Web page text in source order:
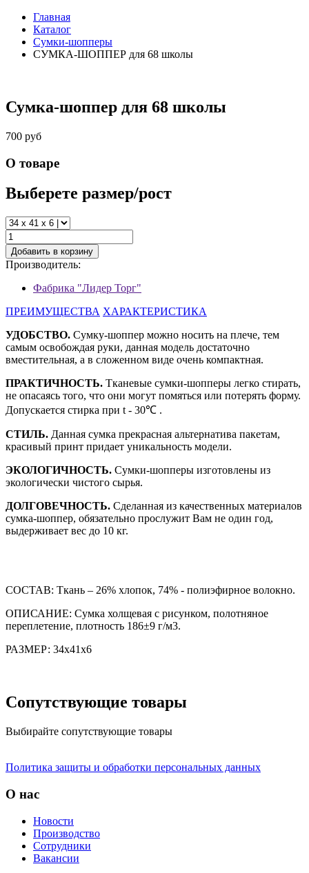
Главная
Каталог
Сумки-шопперы
СУМКА-ШОППЕР для 68 школы
Сумка-шоппер для 68 школы
700 руб
О товаре
Выберете размер/рост
Добавить в корзину
Производитель:
Фабрика "Лидер Торг"
ПРЕИМУЩЕСТВА ХАРАКТЕРИСТИКА
УДОБСТВО. Сумку-шоппер можно носить на плече, тем
самым освобождая руки, данная модель достаточно
вместительная, а в сложенном виде очень компактная.
ПРАКТИЧНОСТЬ. Тканевые сумки-шопперы легко стирать,
не опасаясь того, что они могут помяться или потерять форму.
Допускается стирка при t - 30℃ .
СТИЛЬ. Данная сумка прекрасная альтернатива пакетам,
красивый принт придает уникальность модели.
ЭКОЛОГИЧНОСТЬ. Сумки-шопперы изготовлены из
экологически чистого сырья.
ДОЛГОВЕЧНОСТЬ. Сделанная из качественных материалов
сумка-шоппер, обязательно прослужит Вам не один год,
выдерживает вес до 10 кг.
СОСТАВ: Ткань – 26% хлопок, 74% - полиэфирное волокно.
ОПИСАНИЕ: Сумка холщевая с рисунком, полотняное
переплетение, плотность 186±9 г/м3.
РАЗМЕР: 34х41х6
Сопутствующие товары
Выбирайте сопутствующие товары
Политика защиты и обработки персональных данных
О нас
Новости
Производство
Сотрудники
Вакансии